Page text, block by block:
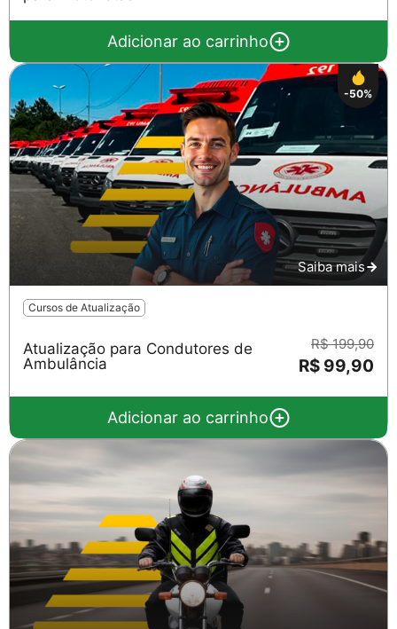
Adicionar ao carrinho
-50%
Saiba mais
Cursos de Atualização
Atualização para Condutores de
Ambulância
R$ 199,90
R$ 99,90
Adicionar ao carrinho